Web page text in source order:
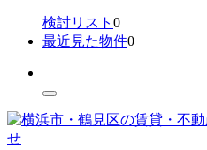
検討リスト 0
最近見た物件0
せ